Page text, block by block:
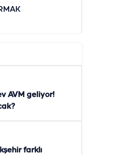
AVM geliyor!
farklı